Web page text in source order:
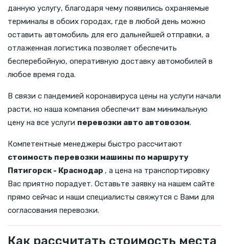
данную услугу, благодаря чему появились охраняемые
терминалы в обоих городах, где в любой день можно
оставить автомобиль для его дальнейшей отправки, а
отлаженная логистика позволяет обеспечить
бесперебойную, оперативную доставку автомобилей в
любое время года.
В связи с пандемией коронавируса цены на услуги начали
расти, но наша компания обеспечит вам минимальную
цену на все услуги перевозки авто автовозом.
Компетентные менеджеры быстро рассчитают
стоимость перевозки машины по маршруту
Пятигорск - Краснодар , а цена на транспортировку
Вас приятно порадует. Оставьте заявку на нашем сайте
прямо сейчас и наши специалисты свяжутся с Вами для
согласования перевозки.
Как рассчитать стоимость места